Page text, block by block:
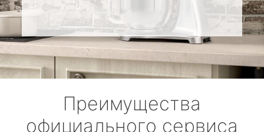
Преимущества
официального сервиса